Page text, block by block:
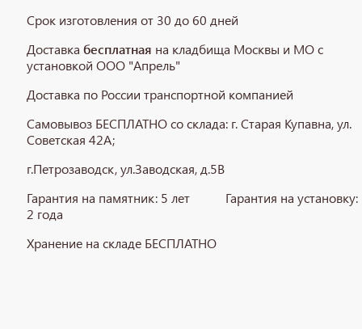
Срок изготовления от 30 до 60 дней
Доставка бесплатная на кладбища Москвы и МО с
установкой ООО "Апрель"
Доставка по России транспортной компанией
Самовывоз БЕСПЛАТНО со склада: г. Старая Купавна, ул.
Советская 42А;
г.Петрозаводск,ул.Заводская, д.5В
Гарантия на памятник: 5 лет Гарантия на установку:
2 года
Хранение на складе БЕСПЛАТНО